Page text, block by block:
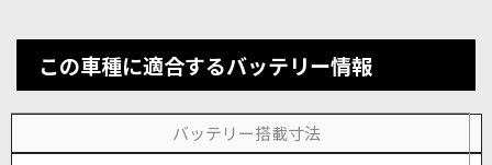
この車種に適合するバッテリー情報
バッテリー搭載寸法